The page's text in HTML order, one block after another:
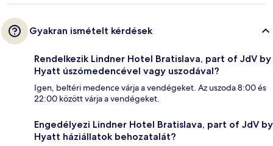
Gyakran ismételt kérdések
Rendelkezik Lindner Hotel Bratislava, part of JdV by
Hyatt úszómedencével vagy uszodával?
Igen, beltéri medence várja a vendégeket. Az uszoda 8:00 és
22:00 között várja a vendégeket.
Engedélyezi Lindner Hotel Bratislava, part of JdV by
Hyatt háziállatok behozatalát?